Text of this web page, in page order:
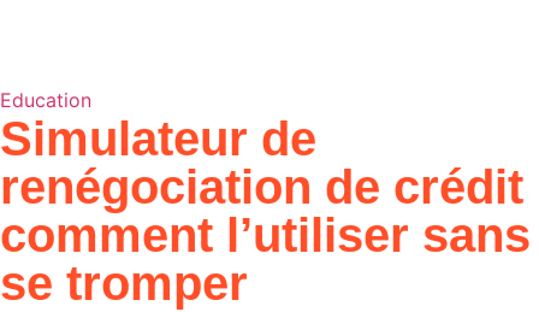
Education
Simulateur de
renégociation de crédit
comment l’utiliser sans
se tromper